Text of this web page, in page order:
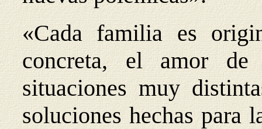
«Cada familia es
concreta, el amor de
situaciones muy
soluciones hechas para